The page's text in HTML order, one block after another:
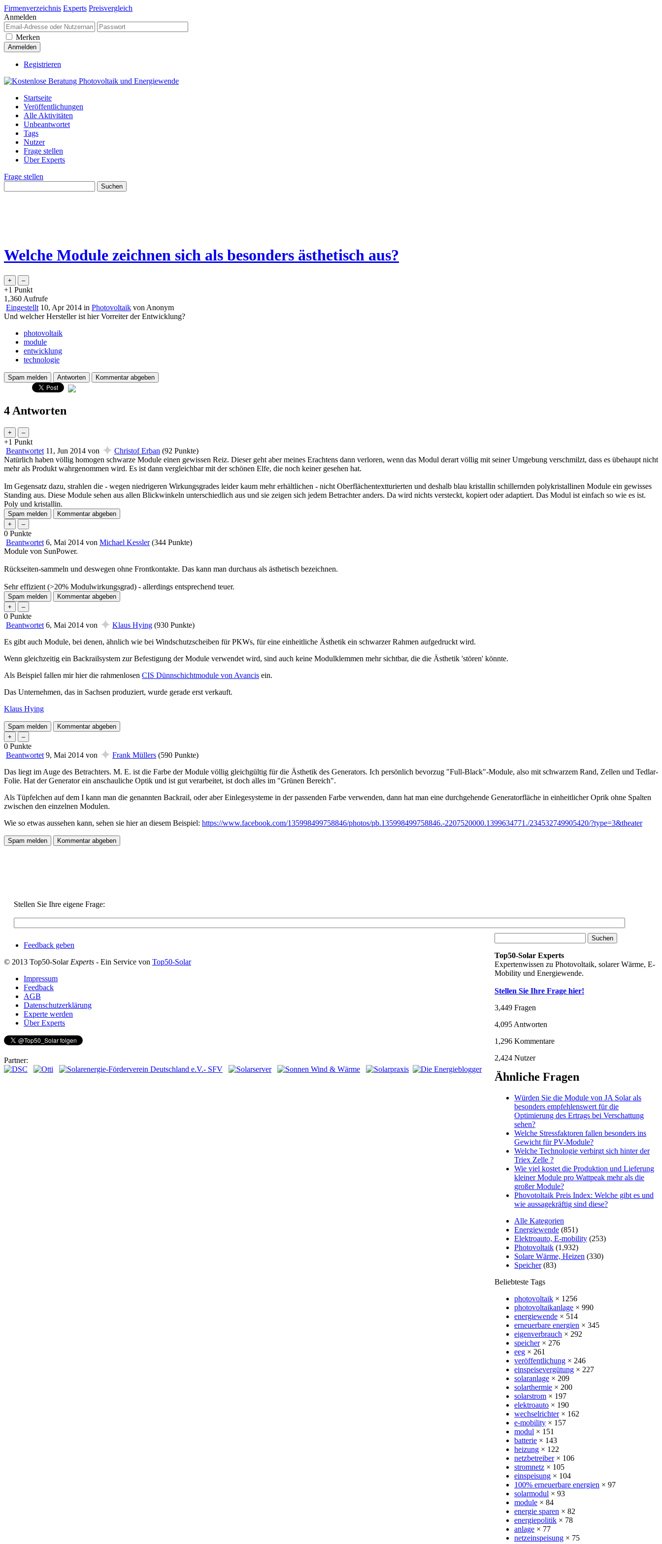
Firmenverzeichnis Experts Preisvergleich
Anmelden
Merken
Registrieren
Startseite
Veröffentlichungen
Alle Aktivitäten
Unbeantwortet
Tags
Nutzer
Frage stellen
Über Experts
Frage stellen
Welche Module zeichnen sich als besonders ästhetisch aus?
+1 Punkt
1,360 Aufrufe
Eingestellt 10, Apr 2014 in Photovoltaik von Anonym
Und welcher Hersteller ist hier Vorreiter der Entwicklung?
photovoltaik
module
entwicklung
technologie
4 Antworten
+1 Punkt
Beantwortet 11, Jun 2014 von ✦ Christof Erban (92 Punkte)
Natürlich haben völlig homogen schwarze Module einen gewissen Reiz. Dieser geht aber meines Erachtens dann verloren, wenn das Modul derart völlig mit seiner Umgebung verschmilzt, dass es übehaupt nicht
mehr als Produkt wahrgenommen wird. Es ist dann vergleichbar mit der schönen Elfe, die noch keiner gesehen hat.
Im Gegensatz dazu, strahlen die - wegen niedrigeren Wirkungsgrades leider kaum mehr erhältlichen - nicht Oberflächentextturierten und deshalb blau kristallin schillernden polykristallinen Module ein gewisses
Standing aus. Diese Module sehen aus allen Blickwinkeln unterschiedlich aus und sie zeigen sich jedem Betrachter anders. Da wird nichts versteckt, kopiert oder adaptiert. Das Modul ist einfach so wie es ist.
Poly und kristallin.
0 Punkte
Beantwortet 6, Mai 2014 von Michael Kessler (344 Punkte)
Module von SunPower.
Rückseiten-sammeln und deswegen ohne Frontkontakte. Das kann man durchaus als ästhetisch bezeichnen.
Sehr effizient (>20% Modulwirkungsgrad) - allerdings entsprechend teuer.
0 Punkte
Beantwortet 6, Mai 2014 von ✦ Klaus Hying (930 Punkte)
Es gibt auch Module, bei denen, ähnlich wie bei Windschutzscheiben für PKWs, für eine einheitliche Ästhetik ein schwarzer Rahmen aufgedruckt wird.
Wenn gleichzeitig ein Backrailsystem zur Befestigung der Module verwendet wird, sind auch keine Modulklemmen mehr sichtbar, die die Ästhetik 'stören' könnte.
Als Beispiel fallen mir hier die rahmenlosen CIS Dünnschichtmodule von Avancis ein.
Das Unternehmen, das in Sachsen produziert, wurde gerade erst verkauft.
Klaus Hying
0 Punkte
Beantwortet 9, Mai 2014 von ✦ Frank Müllers (590 Punkte)
Das liegt im Auge des Betrachters. M. E. ist die Farbe der Module völlig gleichgültig für die Ästhetik des Generators. Ich persönlich bevorzug "Full-Black"-Module, also mit schwarzem Rand, Zellen und Tedlar-
Folie. Hat der Generator ein anschauliche Optik und ist gut verarbeitet, ist doch alles im "Grünen Bereich".
Als Tüpfelchen auf dem I kann man die genannten Backrail, oder aber Einlegesysteme in der passenden Farbe verwenden, dann hat man eine durchgehende Generatorfläche in einheitlicher Oprik ohne Spalten
zwischen den einzelnen Modulen.
Wie so etwas aussehen kann, sehen sie hier an diesem Beispiel: https://www.facebook.com/135998499758846/photos/pb.135998499758846.-2207520000.1399634771./234532749905420/?type=3&theater
Stellen Sie Ihre eigene Frage:
Top50-Solar Experts
Expertenwissen zu Photovoltaik, solarer Wärme, E-
Mobility und Energiewende.
Stellen Sie Ihre Frage hier!
3,449 Fragen
4,095 Antworten
1,296 Kommentare
2,424 Nutzer
Ähnliche Fragen
Würden Sie die Module von JA Solar als
besonders empfehlenswert für die
Optimierung des Ertrags bei Verschattung
sehen?
Welche Stressfaktoren fallen besonders ins
Gewicht für PV-Module?
Welche Technologie verbirgt sich hinter der
Triex Zelle ?
Wie viel kostet die Produktion und Lieferung
kleiner Module pro Wattpeak mehr als die
großer Module?
Phovotoltaik Preis Index: Welche gibt es und
wie aussagekräftig sind diese?
Alle Kategorien
Energiewende (851)
Elektroauto, E-mobility (253)
Photovoltaik (1,932)
Solare Wärme, Heizen (330)
Speicher (83)
Beliebteste Tags
photovoltaik × 1256
photovoltaikanlage × 990
energiewende × 514
erneuerbare energien × 345
eigenverbrauch × 292
speicher× 276
eeg × 261
veröffentlichung × 246
einspeisevergütung × 227
solaranlage × 209
solarthermie × 200
solarstrom × 197
elektroauto × 190
wechselrichter× 162
e-mobility × 157
modul × 151
batterie × 143
heizung × 122
netzbetreiber× 106
stromnetz × 105
einspeisung × 104
100% erneuerbare energien × 97
solarmodul × 93
module × 84
energie sparen × 82
energiepolitik × 78
anlage × 77
netzeinspeisung × 75
Feedback geben
© 2013 Top50-Solar Experts - Ein Service von Top50-Solar
Impressum
Feedback
AGB
Datenschutzerklärung
Experte werden
Über Experts
Partner: